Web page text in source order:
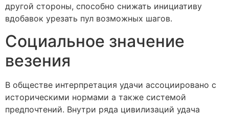
другой стороны, способно снижать инициативу
вдобавок урезать пул возможных шагов.
Социальное значение
везения
В обществе интерпретация удачи ассоциировано с
историческими нормами а также системой
предпочтений. Внутри рядa цивилизаций удача